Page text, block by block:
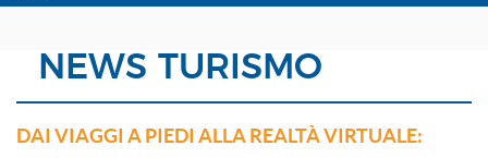
NEWS TURISMO
DAI VIAGGI A PIEDI ALLA REALTÀ VIRTUALE: